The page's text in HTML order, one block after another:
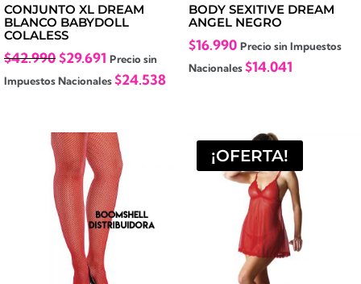
CONJUNTO XL DREAM
BLANCO BABYDOLL
COLALESS
$42.990El
precio
$42.990.
$29.691 El
precio
$29.691.
Precio sin
Impuestos Nacionales$24.538
BODY SEXITIVE DREAM
ANGEL NEGRO
$16.990 Precio sin Impuestos
Nacionales$14.041
¡OFERTA!